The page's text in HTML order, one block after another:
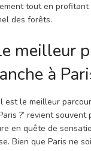
tout en profitant
des forêts.
meilleur
à
est le meilleur
?’ revient souvent
en quête de
Bien que Paris ne